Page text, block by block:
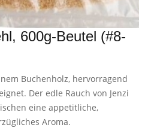
600g-Beutel (#8-
Buchenholz, hervorragend
Der edle Rauch von Jenzi
eine appetitliche,
Aroma.